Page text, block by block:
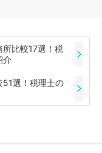
比較17選！税
介
51選！税理士の